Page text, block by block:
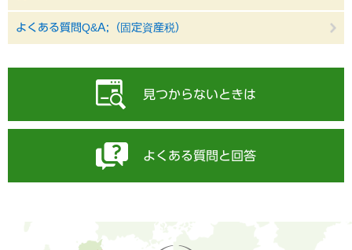
よくある質問Q&A;（固定資産税）
見つからないときは
よくある質問と回答